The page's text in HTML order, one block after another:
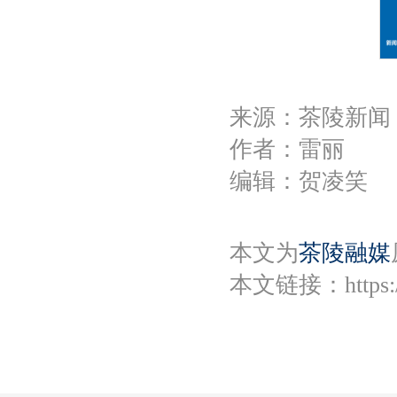
来源：茶陵新闻
作者：雷丽
编辑：贺凌笑
本文为茶陵融媒
本文链接：